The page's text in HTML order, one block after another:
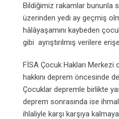
Bildiğimiz rakamlar bununla
üzerinden yedi ay geçmiş
hâlâyaşamını kaybeden
gibi ayrıştırılmış verilere
FİSA Çocuk Hakları
hakkını deprem öncesinde
Çocuklar depremle birlikte
deprem sonrasında ise
ihlaliyle karşı karşıya